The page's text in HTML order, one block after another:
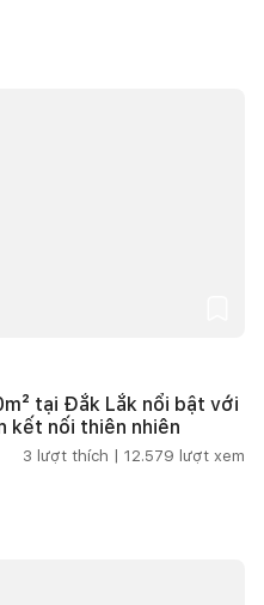
tại Đắk Lắk nổi bật với
kết nối thiên nhiên
3 lượt thích | 12.579 lượt xem